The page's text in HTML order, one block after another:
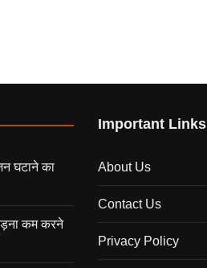
घटाने का
कम करने
Important Links
About Us
Contact Us
Privacy Policy